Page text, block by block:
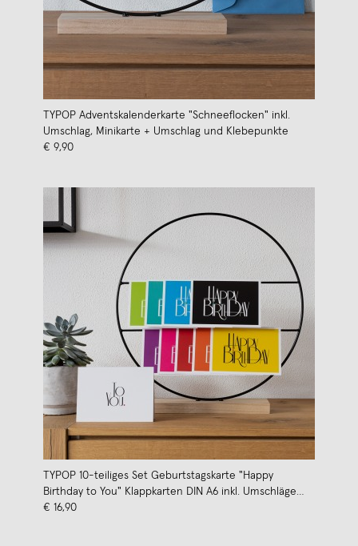
TYPOP Adventskalenderkarte "Schneeflocken" inkl.
Umschlag, Minikarte + Umschlag und Klebepunkte
€ 9,90
TYPOP 10-teiliges Set Geburtstagskarte "Happy
Birthday to You" Klappkarten DIN A6 inkl. Umschläge
weiss
€ 16,90